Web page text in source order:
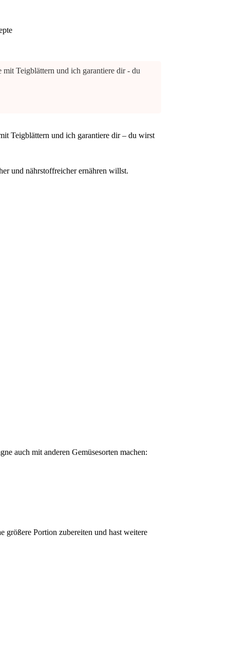
Teigblättern und ich garantiere dir - du
Teigblättern und ich garantiere dir – du wirst
und nährstoffreicher ernähren willst.
auch mit anderen Gemüsesorten machen:
größere Portion zubereiten und hast weitere